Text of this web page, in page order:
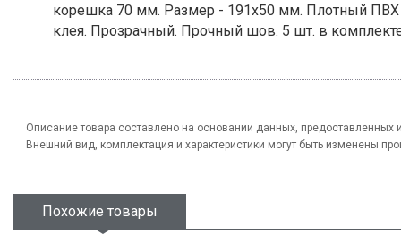
корешка 70 мм. Размер - 191х50 мм. Плотный ПВХ
клея. Прозрачный. Прочный шов. 5 шт. в
Описание товара составлено на основании данных, предоставленных
Внешний вид, комплектация и характеристики могут быть изменены
Похожие товары